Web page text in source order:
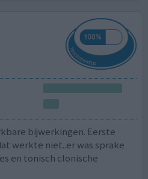
bijwerkingen. Eerste
werkte niet..er was sprake
en tonisch clonische